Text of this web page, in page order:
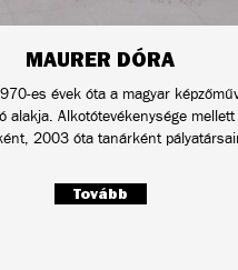
MAURER DÓRA
es évek óta a magyar
alakja. Alkotótevékenysége
2003 óta tanárként
Tovább